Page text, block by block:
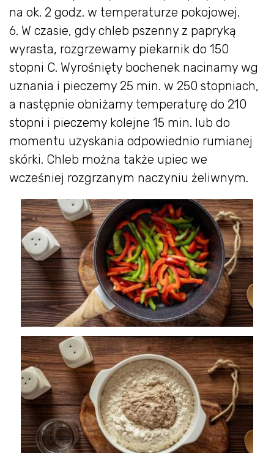
na ok. 2 godz. w temperaturze pokojowej.
6. W czasie, gdy chleb pszenny z papryką
wyrasta, rozgrzewamy piekarnik do 150
stopni C. Wyrośnięty bochenek nacinamy wg
uznania i pieczemy 25 min. w 250 stopniach,
a następnie obniżamy temperaturę do 210
stopni i pieczemy kolejne 15 min. lub do
momentu uzyskania odpowiednio rumianej
skórki. Chleb można także upiec we
wcześniej rozgrzanym naczyniu żeliwnym.